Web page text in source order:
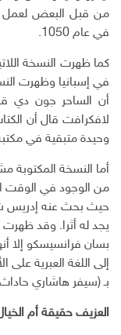
من قبل البعض لعمل
في عام 1050.
أن الساحر جون دي قام
لافكرافت قال أن
وحيدة متبقية في
أما النسخة المكتوبة
من الوجود في الوقت
حيث بحث عنه إدريس
يجد له أثرا. وقد ظهرت
بسان فرانسيسكو إلا
بـ (سيفر هاشاري
العزيف حقيقة أم